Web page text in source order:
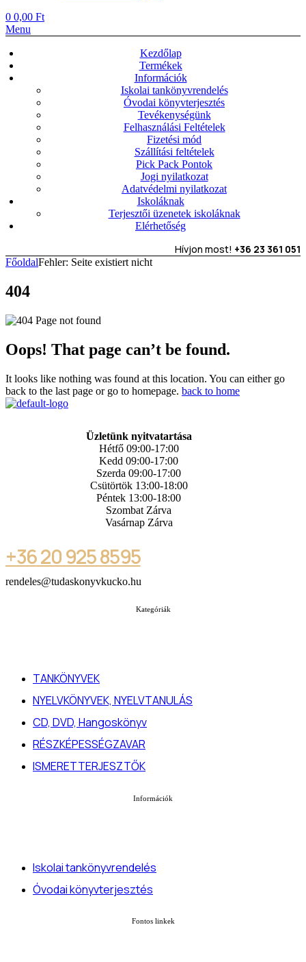
0 0,00 Ft
Menu
Kezdőlap
Termékek
Információk
Iskolai tankönyvrendelés
Óvodai könyvterjesztés
Tevékenységünk
Felhasználási Feltételek
Fizetési mód
Szállítási feltételek
Pick Pack Pontok
Jogi nyilatkozat
Adatvédelmi nyilatkozat
Iskoláknak
Terjesztői üzenetek iskoláknak
Elérhetőség
Hívjon most! +36 23 361 051
FőoldalFehler: Seite existiert nicht
404
Oops! That page can’t be found.
It looks like nothing was found at this location. You can either go
back to the last page or go to homepage. back to home
Üzletünk nyitvatartása
Hétfő 09:00-17:00
Kedd 09:00-17:00
Szerda 09:00-17:00
Csütörtök 13:00-18:00
Péntek 13:00-18:00
Szombat Zárva
Vasárnap Zárva
+36 20 925 8595
rendeles@tudaskonyvkucko.hu
Kategóriák
TANKÖNYVEK
NYELVKÖNYVEK, NYELVTANULÁS
CD, DVD, Hangoskönyv
RÉSZKÉPESSÉGZAVAR
ISMERETTERJESZTŐK
Információk
Iskolai tankönyvrendelés
Óvodai könyvterjesztés
Fontos linkek